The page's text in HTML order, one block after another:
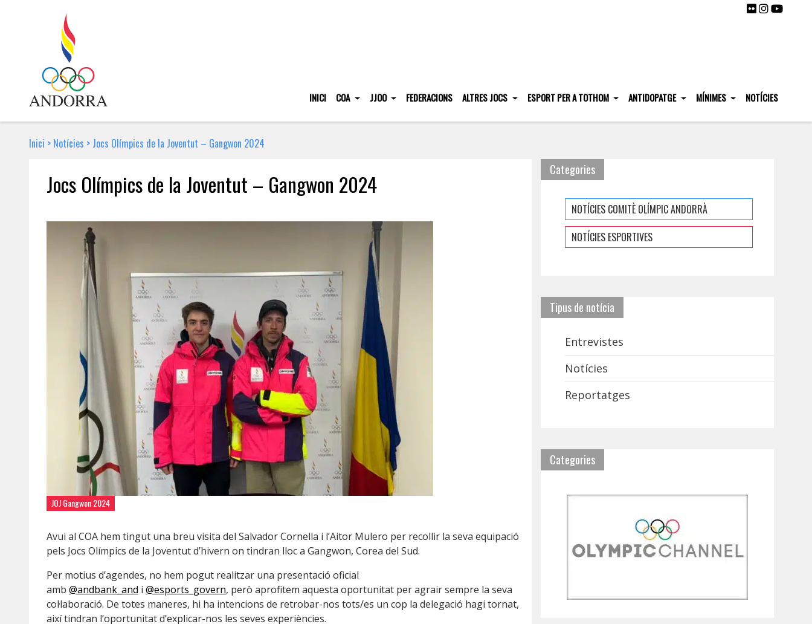
INICI COA JJOO FEDERACIONS ALTRES JOCS ESPORT PER A TOTHOM ANTIDOPATGE MÍNIMES NOTÍCIES
Inici > Notícies > Jocs Olímpics de la Joventut – Gangwon 2024
Jocs Olímpics de la Joventut – Gangwon 2024
JOJ Gangwon 2024
Avui al COA hem tingut una breu visita del Salvador Cornella i l’Aitor Mulero per recollir la seva equipació
pels Jocs Olímpics de la Joventut d’hivern on tindran lloc a Gangwon, Corea del Sud.
Per motius d’agendes, no hem pogut realitzar una presentació oficial
amb @andbank_and i @esports_govern, però aprofitem aquesta oportunitat per agrair sempre la seva
col·laboració. De totes maneres, hi ha intencions de retrobar-nos tots/es un cop la delegació hagi tornat,
així tindran l’oportunitat d’explicar-nos les seves experiències.
Categories
NOTÍCIES COMITÈ OLÍMPIC ANDORRÀ
NOTÍCIES ESPORTIVES
Tipus de notícia
Entrevistes
Notícies
Reportatges
Categories